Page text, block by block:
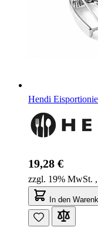
Hendi
19,28 €
zzgl. 19% MwSt. ,
In den